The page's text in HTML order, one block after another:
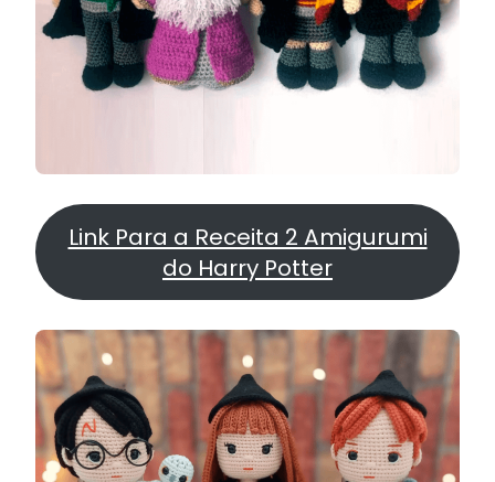
Link Para a Receita 2 Amigurumi
do Harry Potter